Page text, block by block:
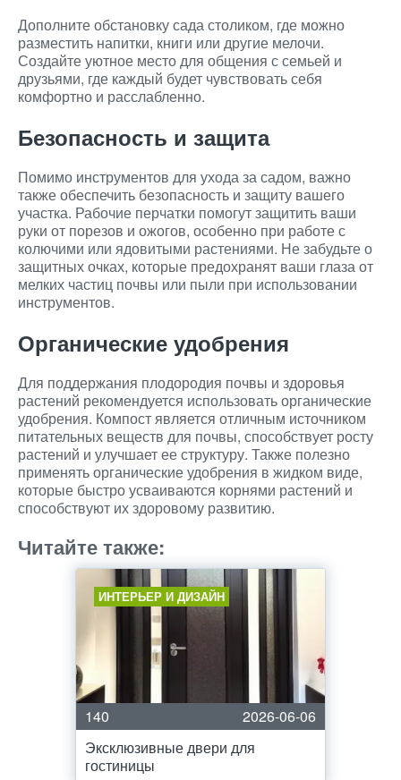
Дополните обстановку сада столиком, где можно
разместить напитки, книги или другие мелочи.
Создайте уютное место для общения с семьей и
друзьями, где каждый будет чувствовать себя
комфортно и расслабленно.
Безопасность и защита
Помимо инструментов для ухода за садом, важно
также обеспечить безопасность и защиту вашего
участка. Рабочие перчатки помогут защитить ваши
руки от порезов и ожогов, особенно при работе с
колючими или ядовитыми растениями. Не забудьте о
защитных очках, которые предохранят ваши глаза от
мелких частиц почвы или пыли при использовании
инструментов.
Органические удобрения
Для поддержания плодородия почвы и здоровья
растений рекомендуется использовать органические
удобрения. Компост является отличным источником
питательных веществ для почвы, способствует росту
растений и улучшает ее структуру. Также полезно
применять органические удобрения в жидком виде,
которые быстро усваиваются корнями растений и
способствуют их здоровому развитию.
Читайте также:
ИНТЕРЬЕР И ДИЗАЙН
140
2026-06-06
Эксклюзивные двери для
гостиницы